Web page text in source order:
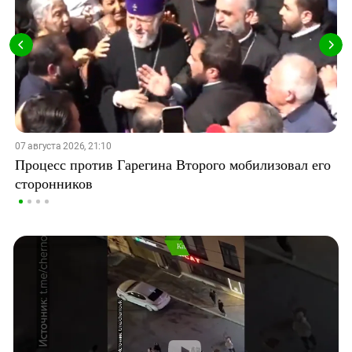
07 августа 2026, 21:10
Процесс против Гарегина Второго мобилизовал его
сторонников